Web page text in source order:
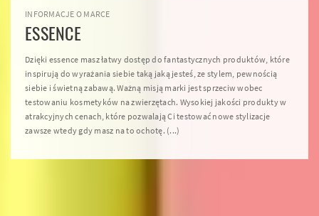
INFORMACJE O MARCE
ESSENCE
Dzięki essence masz łatwy dostęp do fantastycznych produktów, które
inspirują do wyrażania siebie taką jaką jesteś, ze stylem, pewnością
siebie i świetną zabawą. Ważną misją marki jest sprzeciw wobec
testowaniu kosmetyków na zwierzętach. Wysokiej jakości produkty w
atrakcyjnych cenach, które pozwalają Ci testować nowe stylizacje
zawsze wtedy gdy masz na to ochotę. (...)